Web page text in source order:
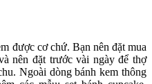
được cơ chứ. Bạn nên đặt mua
nên đặt trước vài ngày để thợ
Ngoài dòng bánh kem thông